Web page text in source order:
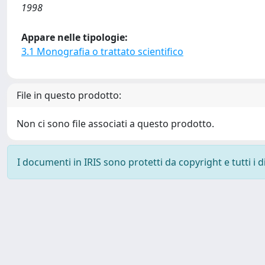
1998
Appare nelle tipologie:
3.1 Monografia o trattato scientifico
File in questo prodotto:
Non ci sono file associati a questo prodotto.
I documenti in IRIS sono protetti da copyright e tutti i